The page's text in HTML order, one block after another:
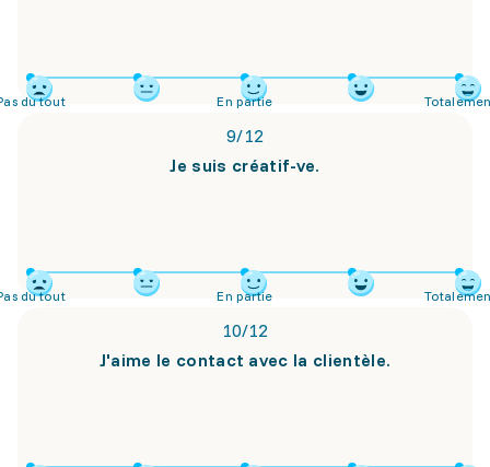
du tout En partie
9/12
Je suis créatif-ve.
du tout En partie
10/12
J'aime le contact avec la clientèle.